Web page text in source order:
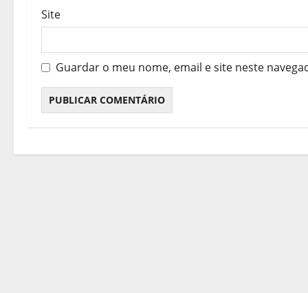
o
s
Site
Guardar o meu nome, email e site neste